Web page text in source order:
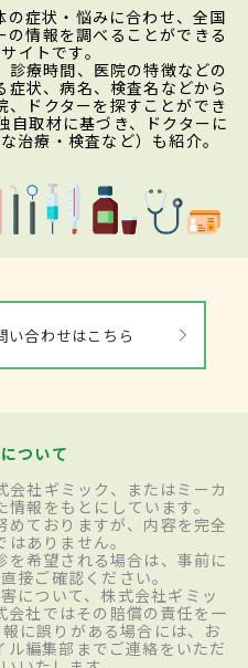
の症状・悩みに合わせ、全国
情報を調べることができる
イトです。
療時間、医院の特徴などの
状、病名、検査名などから
ドクターを探すことができ
自取材に基づき、ドクターに
治療・検査など）も紹介。
い合わせはこちら
ついて
社ギミック、またはミーカ
報をもとにしています。
ておりますが、内容を完全
ありません。
希望される場合は、事前に
接ご確認ください。
について、株式会社ギミッ
会社ではその賠償の責任を一
に誤りがある場合には、お
編集部までご連絡をいただ